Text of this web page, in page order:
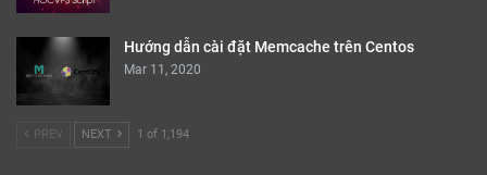
Hướng dẫn cài đặt Memcache trên Centos
Mar 11, 2020
PREV NEXT 1 of 1,194